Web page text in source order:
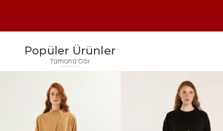
Popüler Ürünler
Tümünü Gör